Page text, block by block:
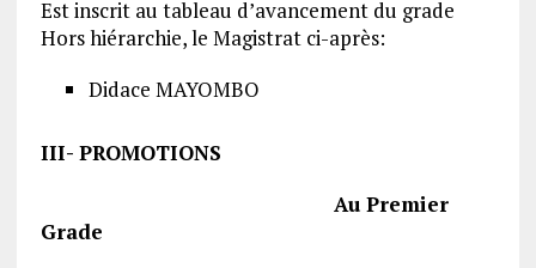
Est inscrit au tableau d’avancement du grade
Hors hiérarchie, le Magistrat ci-après:
Didace MAYOMBO
III- PROMOTIONS
Au Premier
Grade